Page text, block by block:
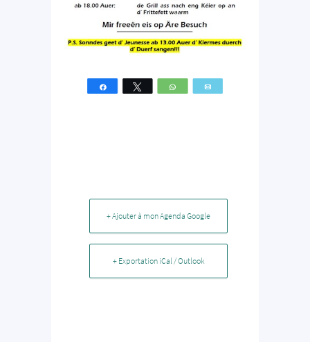
Partagez Tweetez WhatsApp
+ Ajouter à mon Agenda Google
+ Exportation iCal / Outlook